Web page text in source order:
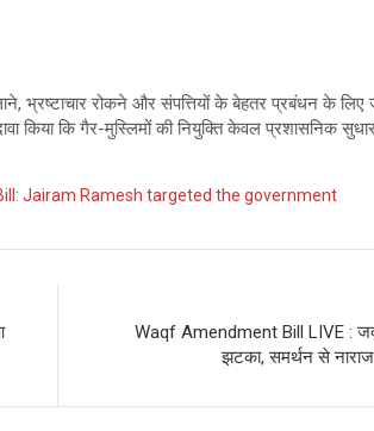
भ्रष्टाचार रोकने और संपत्तियों के बेहतर प्रबंधन के
किया कि गैर-मुस्लिमों की नियुक्ति केवल प्रशासनिक
Jairam Ramesh targeted the government
Waqf Amendment Bill LIVE :
झटका, समर्थन से नाराज